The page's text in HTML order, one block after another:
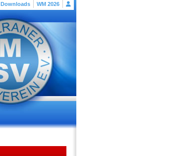
Downloads WM 2026